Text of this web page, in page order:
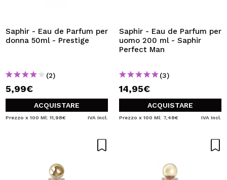
Saphir - Eau de Parfum per
donna 50ml - Prestige
(2)
5,99€
ACQUISTARE
Prezzo x 100 Ml: 11,98€ IVA Incl.
Saphir - Eau de Parfum per
uomo 200 ml - Saphir
Perfect Man
(3)
14,95€
ACQUISTARE
Prezzo x 100 Ml: 7,48€ IVA Incl.